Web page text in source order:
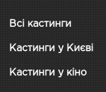
Всі кастинги
Кастинги у Києві
Кастинги у кіно